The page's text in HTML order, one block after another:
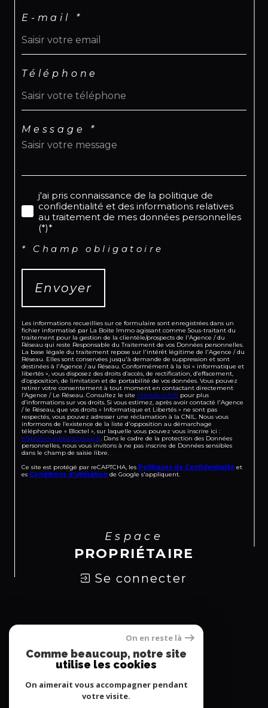
E-mail *
Téléphone
Message *
j'ai pris connaissance de la politique de
confidentialité et des informations relatives
au traitement de mes données personnelles
(*)*
* Champ obligatoire
Envoyer
Les informations recueillies sur ce formulaire sont enregistrées dans un
fichier informatisé par La Boite Immo agissant comme Sous-traitant du
traitement pour la gestion de la clientèle/prospects de l'Agence / du
Réseau qui reste Responsable du Traitement de vos Données personnelles.
La base légale du traitement repose sur l'intérêt légitime de l'Agence / du
Réseau. Elles sont conservées jusqu'à demande de suppression et sont
destinées à l'Agence / au Réseau. Conformément à la loi « informatique et
libertés », vous disposez des droits d’accès, de rectification, d’effacement,
d’opposition, de limitation et de portabilité de vos données. Vous pouvez
retirer votre consentement à tout moment en contactant directement
l’Agence / Le Réseau. Consultez le site https://cnil.fr/fr pour plus
d’informations sur vos droits. Si vous estimez, après avoir contacté l'Agence
/ le Réseau, que vos droits « Informatique et Libertés » ne sont pas
respectés, vous pouvez adresser une réclamation à la CNIL. Nous vous
informons de l’existence de la liste d'opposition au démarchage
téléphonique « Bloctel », sur laquelle vous pouvez vous inscrire ici :
https://www.bloctel.gouv.fr . Dans le cadre de la protection des Données
personnelles, nous vous invitons à ne pas inscrire de Données sensibles
dans le champ de saisie libre.
Ce site est protégé par reCAPTCHA, les Politiques de Confidentialité et
es Conditions d'utilisation de Google s'appliquent.
Espace
PROPRIÉTAIRE
Se connecter
Nous
ADHÉRONS
On en reste là
Comme beaucoup, notre site
utilise les cookies
On aimerait vous accompagner pendant
votre visite.